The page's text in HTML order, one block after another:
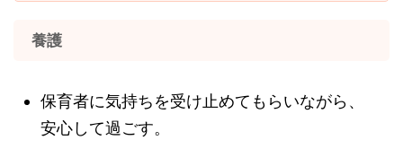
養護
保育者に気持ちを受け止めてもらいながら、
安心して過ごす。